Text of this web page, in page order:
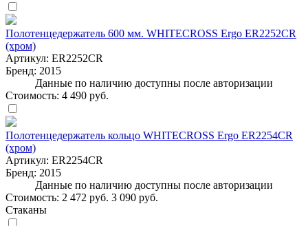
Полотенцедержатель 600 мм. WHITECROSS Ergo ER2252CR
(хром)
Артикул: ER2252CR
Бренд: 2015
Данные по наличию доступны после авторизации
Стоимость: 4 490 руб.
Полотенцедержатель кольцо WHITECROSS Ergo ER2254CR
(хром)
Артикул: ER2254CR
Бренд: 2015
Данные по наличию доступны после авторизации
Стоимость: 2 472 руб. 3 090 руб.
Стаканы